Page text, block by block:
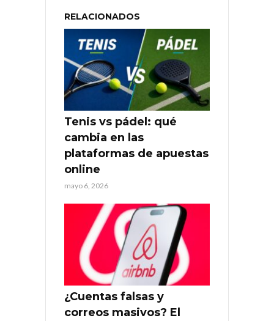
RELACIONADOS
Tenis vs pádel: qué
cambia en las
plataformas de apuestas
online
mayo 6, 2026
¿Cuentas falsas y
correos masivos? El